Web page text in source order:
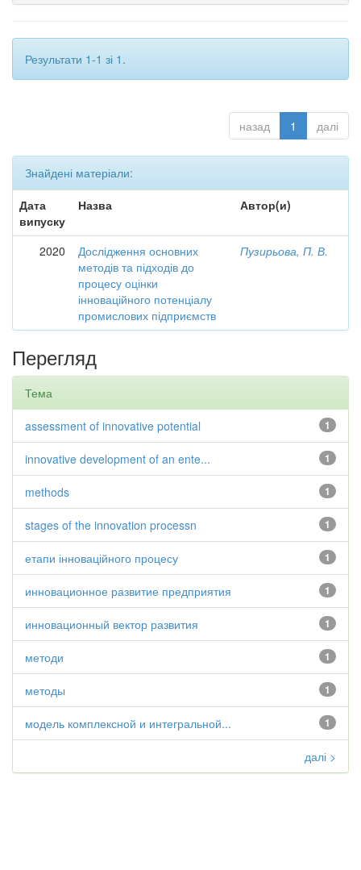
Результати 1-1 зі 1.
назад 1 далі
Знайдені матеріали:
Дата
випуску
Назва Автор(и)
2020
Дослідження основних
методів та підходів до
процесу оцінки
інноваційного потенціалу
промислових підприємств
Пузирьова, П. В.
Перегляд
Тема
1
assessment of innovative potential
1
innovative development of an ente...
1
methods
1
stages of the innovation processn
1
етапи інноваційного процесу
1
инновационное развитие предприятия
1
инновационный вектор развития
1
методи
1
методы
1
модель комплексной и интегральной...
далі >